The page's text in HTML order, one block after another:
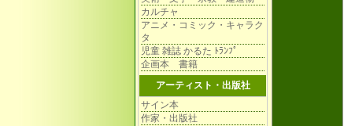
カルチャ
アニメ・コミック・キャラク
タ
児童 雑誌 かるた ﾄﾗﾝﾌﾟ
企画本 書籍
アーティスト・出版社
サイン本
作家・出版社